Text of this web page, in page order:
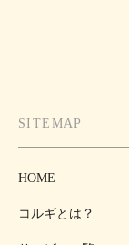
SITEMAP
HOME
コルギとは？